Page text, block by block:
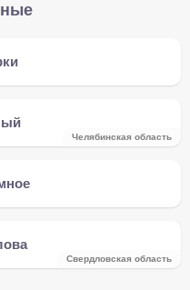
Челябинская область
Свердловская область